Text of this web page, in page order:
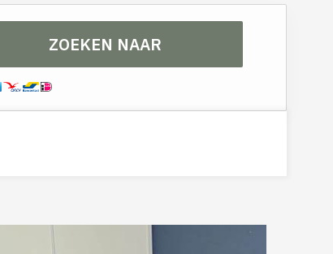
ZOEKEN NAAR